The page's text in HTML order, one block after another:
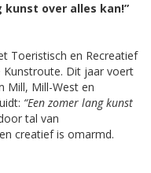
kunst over alles kan!”
Toeristisch en Recreatief
Kunstroute. Dit jaar voert
Mill, Mill-West en
“Een zomer lang kunst
tal van
creatief is omarmd.